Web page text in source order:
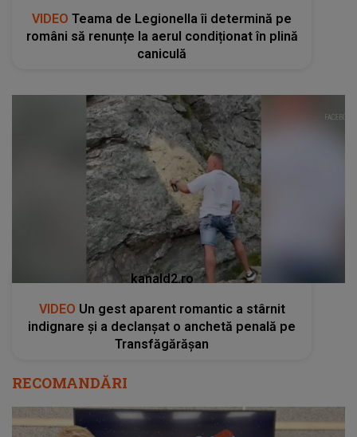
VIDEO Teama de Legionella îi determină pe
români să renunțe la aerul condiționat în plină
caniculă
kanald2.ro
VIDEO Un gest aparent romantic a stârnit
indignare și a declanșat o anchetă penală pe
Transfăgărășan
RECOMANDĂRI